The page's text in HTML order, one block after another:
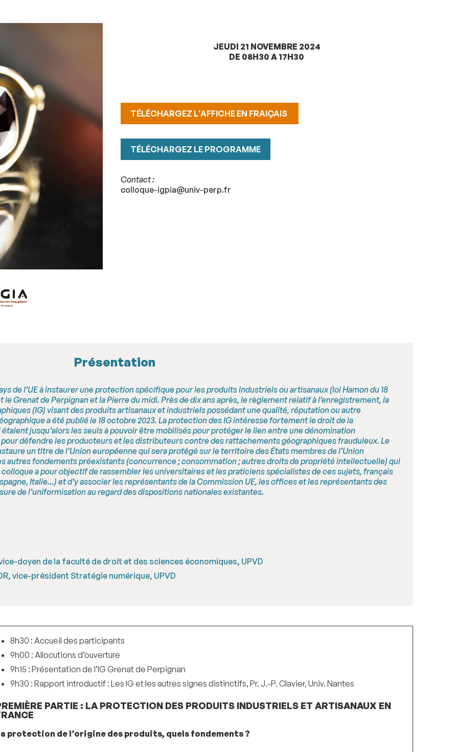
JEUDI 21 NOVEMBRE 2024
DE 08H30 A 17H30
TÉLÉCHARGEZ L'AFFICHE EN FRAIÇAIS
TÉLÉCHARGEZ LE PROGRAMME
Contact :
colloque-igpia@univ-perp.fr
Présentation
de l’UE à instaurer une protection spécifique pour les produits industriels ou artisanaux (loi Hamon du 18
le Grenat de Perpignan et la Pierre du midi. Près de dix ans après, le règlement relatif à l’enregistrement, la
(IG) visant des produits artisanaux et industriels possédant une qualité, réputation ou autre
a été publié le 18 octobre 2023. La protection des IG intéresse fortement le droit de la
jusqu’alors les seuls à pouvoir être mobilisés pour protéger le lien entre une dénomination
défendre les producteurs et les distributeurs contre des rattachements géographiques frauduleux. Le
un titre de l’Union européenne qui sera protégé sur le territoire des États membres de l’Union
autres fondements préexistants (concurrence ; consommation ; autres droits de propriété intellectuelle) qui
a pour objectif de rassembler les universitaires et les praticiens spécialistes de ces sujets, français
Italie…) et d’y associer les représentants de la Commission UE, les offices et les représentants des
de l’uniformisation au regard des dispositions nationales existantes.
doyen de la faculté de droit et des sciences économiques, UPVD
vice-président Stratégie numérique, UPVD
8h30 : Accueil des participants
9h00 : Allocutions d’ouverture
9h15 : Présentation de l’IG Grenat de Perpignan
9h30 : Rapport introductif : Les IG et les autres signes distinctifs, Pr. J.-P. Clavier, Univ. Nantes
PARTIE : LA PROTECTION DES PRODUITS INDUSTRIELS ET ARTISANAUX EN
protection de l’origine des produits, quels fondements ?